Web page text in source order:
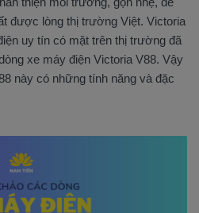
được lòng thị trường Việt. Victoria
uy tín có mặt trên thị trường đã
xe máy điện Victoria V88. Vậy
này có những tính năng và đặc